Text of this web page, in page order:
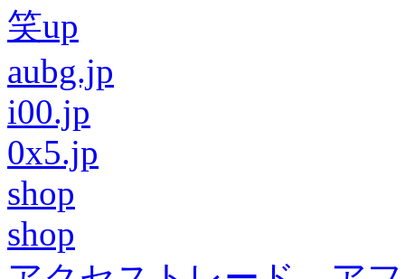
笑up
aubg.jp
i00.jp
0x5.jp
shop
shop